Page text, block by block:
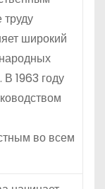
широкий
1963 году
во всем